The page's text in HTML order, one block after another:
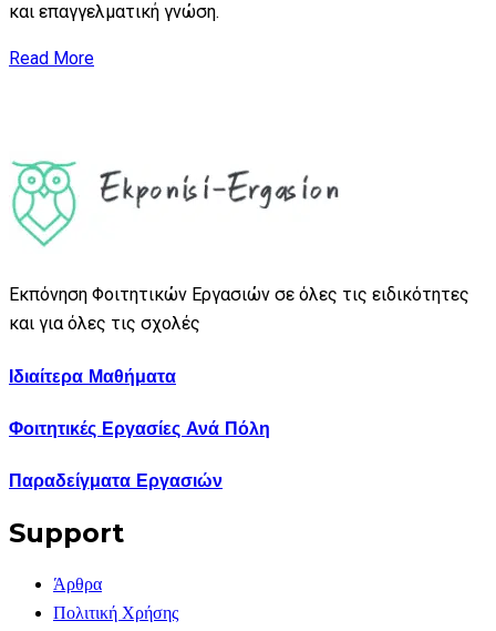
και επαγγελματική γνώση.
Read More
Εκπόνηση Φοιτητικών Εργασιών σε όλες τις ειδικότητες
και για όλες τις σχολές
Ιδιαίτερα Μαθήματα
Φοιτητικές Εργασίες Ανά Πόλη
Παραδείγματα Εργασιών
Support
Άρθρα
Πολιτική Χρήσης